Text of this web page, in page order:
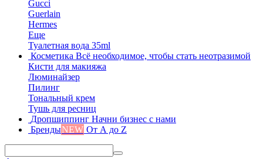
Gucci
Guerlain
Hermes
Еще
Туалетная вода 35ml
Косметика Всё необходимое, чтобы стать неотразимой
Кисти для макияжа
Люминайзер
Пилинг
Тональный крем
Тушь для ресниц
Дропшиппинг Начни бизнес с нами
БрендыNEW От А до Z